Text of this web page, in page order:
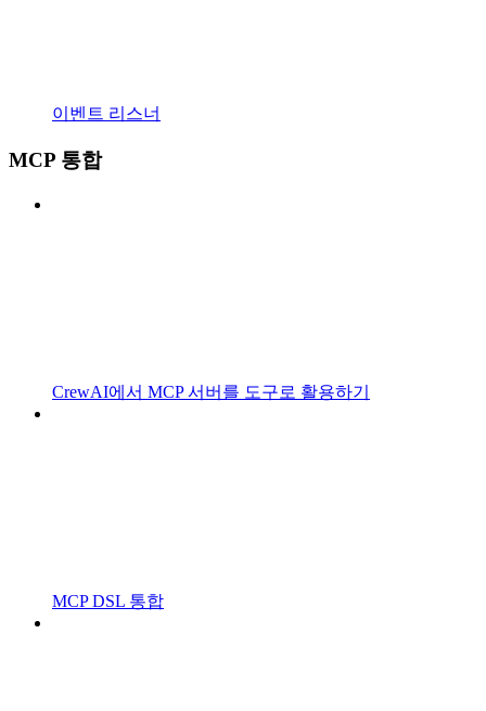
이벤트 리스너
MCP 통합
CrewAI에서 MCP 서버를 도구로 활용하기
MCP DSL 통합